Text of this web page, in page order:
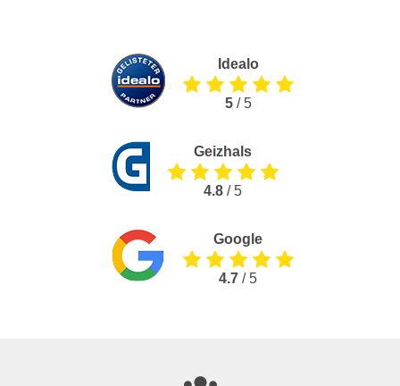
Idealo
5/ 5
Geizhals
4.8 / 5
Google
4.7 / 5